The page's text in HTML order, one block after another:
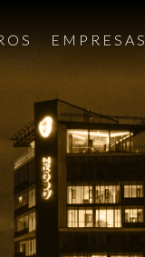
EMPRESAS